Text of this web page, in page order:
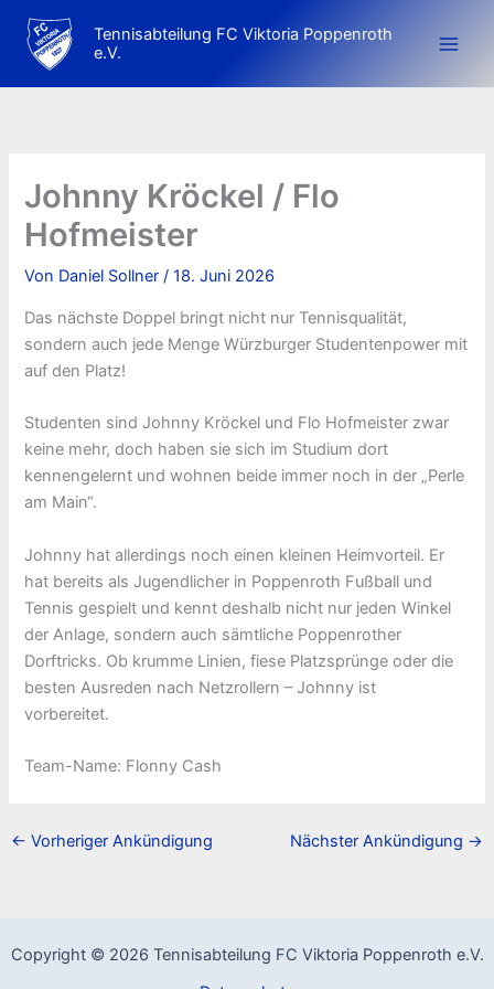
Inhalt
springen
Tennisabteilung FC Viktoria Poppenroth
e.V.
Johnny Kröckel / Flo
Hofmeister
Von Daniel Sollner/18. Juni 2026
Das nächste Doppel bringt nicht nur Tennisqualität,
sondern auch jede Menge Würzburger Studentenpower mit
auf den Platz!
Studenten sind Johnny Kröckel und Flo Hofmeister zwar
keine mehr, doch haben sie sich im Studium dort
kennengelernt und wohnen beide immer noch in der „Perle
am Main“.
Johnny hat allerdings noch einen kleinen Heimvorteil. Er
hat bereits als Jugendlicher in Poppenroth Fußball und
Tennis gespielt und kennt deshalb nicht nur jeden Winkel
der Anlage, sondern auch sämtliche Poppenrother
Dorftricks. Ob krumme Linien, fiese Platzsprünge oder die
besten Ausreden nach Netzrollern – Johnny ist
vorbereitet.
Team-Name: Flonny Cash
← Vorheriger Ankündigung Nächster Ankündigung →
Copyright © 2026 Tennisabteilung FC Viktoria Poppenroth e.V.